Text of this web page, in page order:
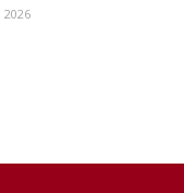
2026